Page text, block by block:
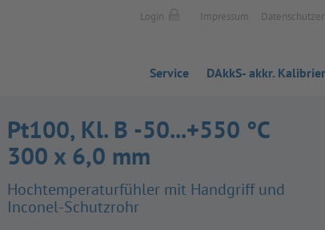
Login Impressum
Service DAkkS- akkr.
Pt100, Kl. B -50...+550 °C
300 x 6,0 mm
Hoch­tem­pe­ra­tur­füh­ler mit Hand­griff und
Inco­nel-Schutz­rohr